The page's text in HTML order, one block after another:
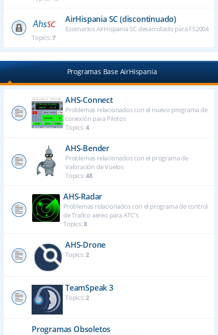
AirHispania SC (discontinuado)
Escenarios AirHispania SC desarrollado para FS2004
Topics:7
Programas Base AirHispania
AHS-Connect
Problemas relacionados con el nuevo programa de
conexión para Pilotos
Topics:4
AHS-Bender
Problemas relacionados con el programa de
Valoración de Vuelos
Topics:48
AHS-Radar
Problemas relacionados con el programa de control
de Trafico aereo para ATC's
Topics:8
AHS-Drone
Topics:2
TeamSpeak 3
Topics:2
Programas Obsoletos